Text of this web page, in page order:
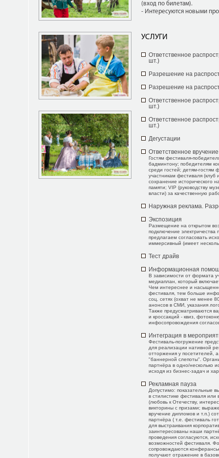
(вход по билетам).
- Интересуются новыми
УСЛУГИ
Ответственное
шт.)
Разрешение на
Разрешение на
Ответственное
шт.)
Ответственное
шт.)
Дегустации
Ответственное
Гостям фестиваля-
бадминтону; победителям
среди гостей; детям-гостям
участникам фестиваля (клуб
сохранение исторического
памяти; VIP (руководству
власти) за качественную
Наружная реклама.
Экспозиция
Размещение на открытом
подключение
предлагаем согласовать
иммерсивный (имеет
Тест драйв
Информационная
В зависимости от формата
медиаплан, который
Чем интереснее и
фестиваля, тем больше
соц. сетях (охват не менее
анонсов в СМИ, указания
Также предусматриваются
и кроссакций - квиз,
инфосопровождения
Интеграция в
Фестиваль-погружение
для реализации нативной
отторжения у посетителей,
"баннерной слепоты".
партнёра в одно/несколько
исходя из бизнес-задач и
Рекламная пауза
Допустимо: показательные
в стилистике фестиваля или
(любовь к Отечеству,
викторины с призами;
вручение дипломов и т.п.)
партнёра ( т.е. фестиваль
для выстраивания
заинтересованы наши
проведения согласуются,
возможностей фестиваля.
сопровождаются
получают отражение в